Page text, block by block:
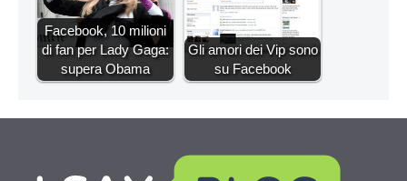
Facebook, 10 milioni
di fan per Lady Gaga:
supera Obama
Gli amori dei Vip sono
su Facebook